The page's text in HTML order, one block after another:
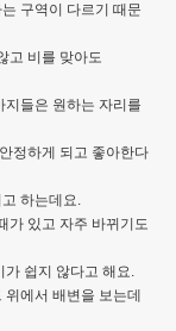
구역이 다르기 때문
고 비를 맞아도
지들은 원하는 자리를
정하게 되고 좋아한다
하는데요.
가 있고 자주 바뀌기도
가 쉽지 않다고 해요.
에서 배변을 보는데